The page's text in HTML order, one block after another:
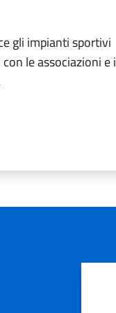
gli impianti sportivi
le associazioni e i